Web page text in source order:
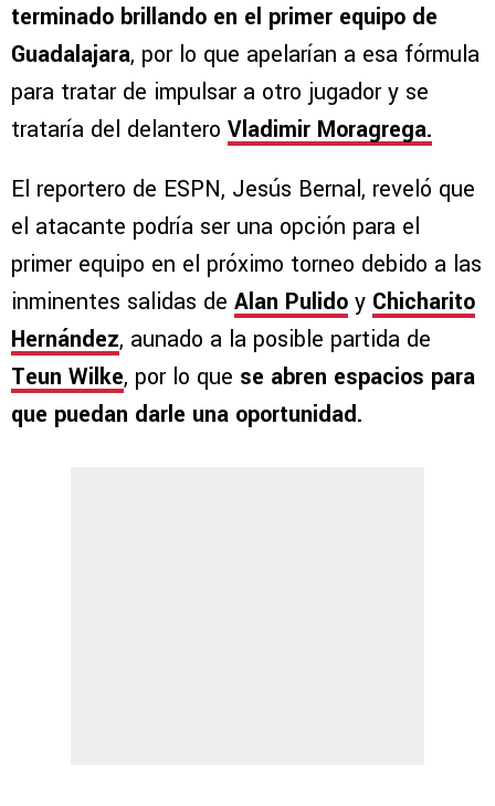
terminado brillando en el primer equipo de
Guadalajara, por lo que apelarían a esa fórmula
para tratar de impulsar a otro jugador y se
trataría del delantero Vladimir Moragrega.
El reportero de ESPN, Jesús Bernal, reveló que
el atacante podría ser una opción para el
primer equipo en el próximo torneo debido a las
inminentes salidas de Alan Pulido y Chicharito
Hernández, aunado a la posible partida de
Teun Wilke, por lo que se abren espacios para
que puedan darle una oportunidad.